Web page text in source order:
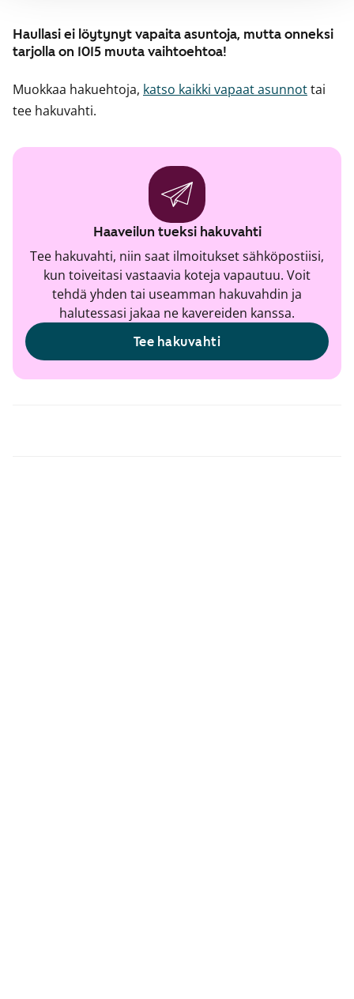
Haullasi ei löytynyt vapaita asuntoja, mutta onneksi
tarjolla on 1015 muuta vaihtoehtoa!
Muokkaa hakuehtoja, katso kaikki vapaat asunnottai
tee hakuvahti.
Haaveilun tueksi hakuvahti
Tee hakuvahti, niin saat ilmoitukset sähköpostiisi,
kun toiveitasi vastaavia koteja vapautuu. Voit
tehdä yhden tai useamman hakuvahdin ja
halutessasi jakaa ne kavereiden kanssa.
Tee hakuvahti